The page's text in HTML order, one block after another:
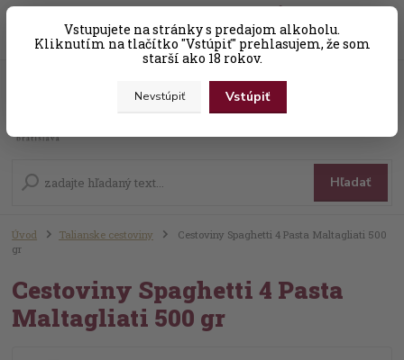
Vstupujete na stránky s predajom alkoholu.
Kliknutím na tlačítko "Vstúpiť" prehlasujem, že som
starší ako 18 rokov.
Nevstúpiť Vstúpiť
Hľadať
+421 (0) 31 56 25 377-8 za0,00 EUR
Úvod Talianske cestoviny
Cestoviny Spaghetti 4 Pasta Maltagliati 500
gr
Cestoviny Spaghetti 4 Pasta
Maltagliati 500 gr